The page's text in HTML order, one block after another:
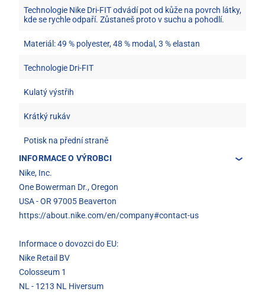
Technologie Nike Dri-FIT odvádí pot od kůže na povrch látky,
kde se rychle odpaří. Zůstaneš proto v suchu a pohodlí.
Materiál: 49 % polyester, 48 % modal, 3 % elastan
Technologie Dri-FIT
Kulatý výstřih
Krátký rukáv
Potisk na přední straně
INFORMACE O VÝROBCI
Nike, Inc.
One Bowerman Dr., Oregon
USA - OR 97005 Beaverton
https://about.nike.com/en/company#contact-us
Informace o dovozci do EU:
Nike Retail BV
Colosseum 1
NL - 1213 NL Hiversum